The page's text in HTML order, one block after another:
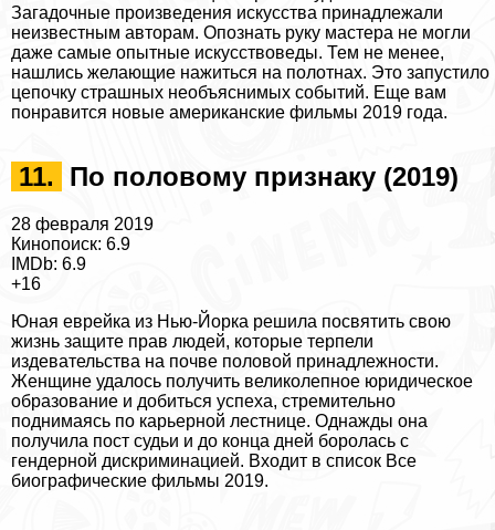
Загадочные произведения искусства принадлежали
неизвестным авторам. Опознать руку мастера не могли
даже самые опытные искусствоведы. Тем не менее,
нашлись желающие нажиться на полотнах. Это запустило
цепочку страшных необъяснимых событий. Еще вам
понравится новые американские фильмы 2019 года.
11. По пoлoвoму признаку (2019)
28 февраля 2019
Кинопоиск: 6.9
IMDb: 6.9
+16
Юная еврейка из Нью-Йорка решила посвятить свою
жизнь защите прав людей, которые терпели
издевательства на почве пoлoвoй принадлежности.
Женщине удалось получить великолепное юридическое
образование и добиться успеха, стремительно
поднимаясь по карьерной лестнице. Однажды она
получила пост судьи и до конца дней боролась с
гендерной дискриминацией. Входит в список Все
биографические фильмы 2019.